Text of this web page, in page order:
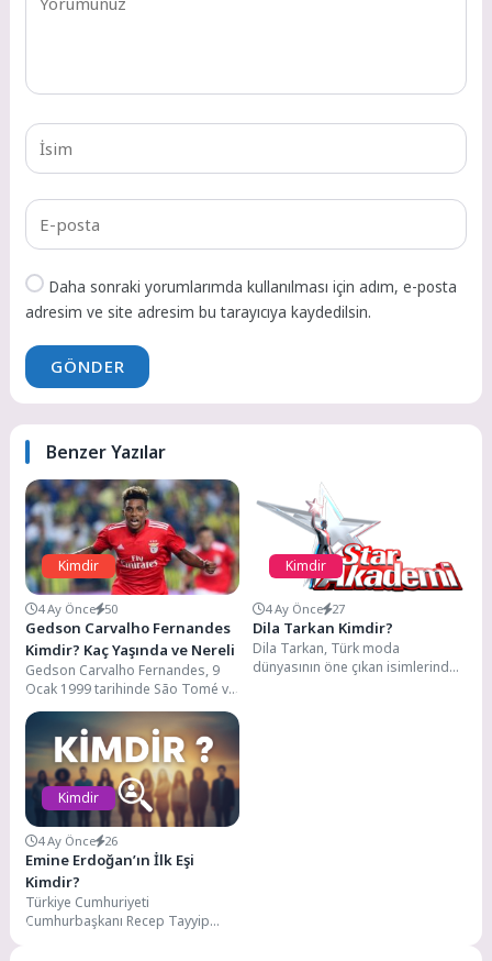
Daha sonraki yorumlarımda kullanılması için adım, e-posta
adresim ve site adresim bu tarayıcıya kaydedilsin.
GÖNDER
Benzer Yazılar
Kimdir
4 Ay Önce 50
Gedson Carvalho Fernandes
Kimdir? Kaç Yaşında ve Nereli
Gedson Carvalho Fernandes, 9
Ocak 1999 tarihinde São Tomé ve
Príncipe Demokratik
Cumhuriyeti’nin, São Tomé...
Kimdir
4 Ay Önce 27
Dila Tarkan Kimdir?
Dila Tarkan, Türk moda
dünyasının öne çıkan isimlerinden
Kimdir
4 Ay Önce 26
Emine Erdoğan’ın İlk Eşi
Kimdir?
Türkiye Cumhuriyeti
Cumhurbaşkanı Recep Tayyip